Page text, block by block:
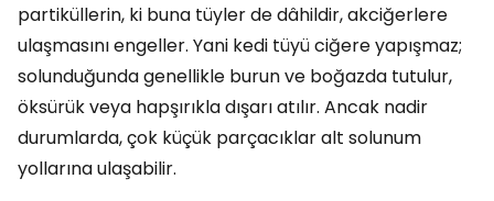
partiküllerin, ki buna tüyler de dâhildir, akciğerlere
ulaşmasını engeller. Yani kedi tüyü ciğere yapışmaz;
solunduğunda genellikle burun ve boğazda tutulur,
öksürük veya hapşırıkla dışarı atılır. Ancak nadir
durumlarda, çok küçük parçacıklar alt solunum
yollarına ulaşabilir.